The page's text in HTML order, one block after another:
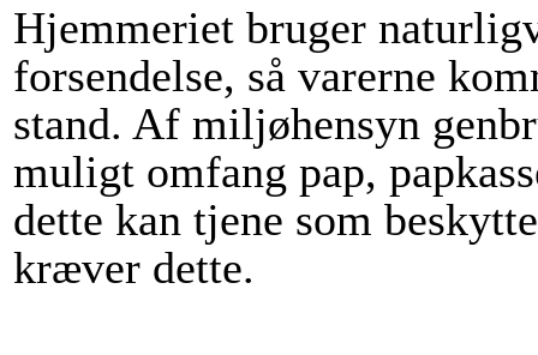
Hjemmeriet bruger
forsendelse, så varerne
stand. Af miljøhensyn
muligt omfang pap,
dette kan tjene som
kræver dette.